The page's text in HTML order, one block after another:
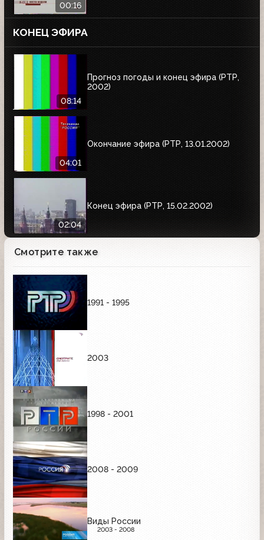
00:16
КОНЕЦ ЭФИРА
08:14
Прогноз погоды и конец эфира (РТР,
2002)
04:01
Окончание эфира (РТР, 13.01.2002)
02:04
Конец эфира (РТР, 15.02.2002)
Смотрите также
1991 - 1995
2003
1998 - 2001
2008 - 2009
Виды России
2003 - 2008